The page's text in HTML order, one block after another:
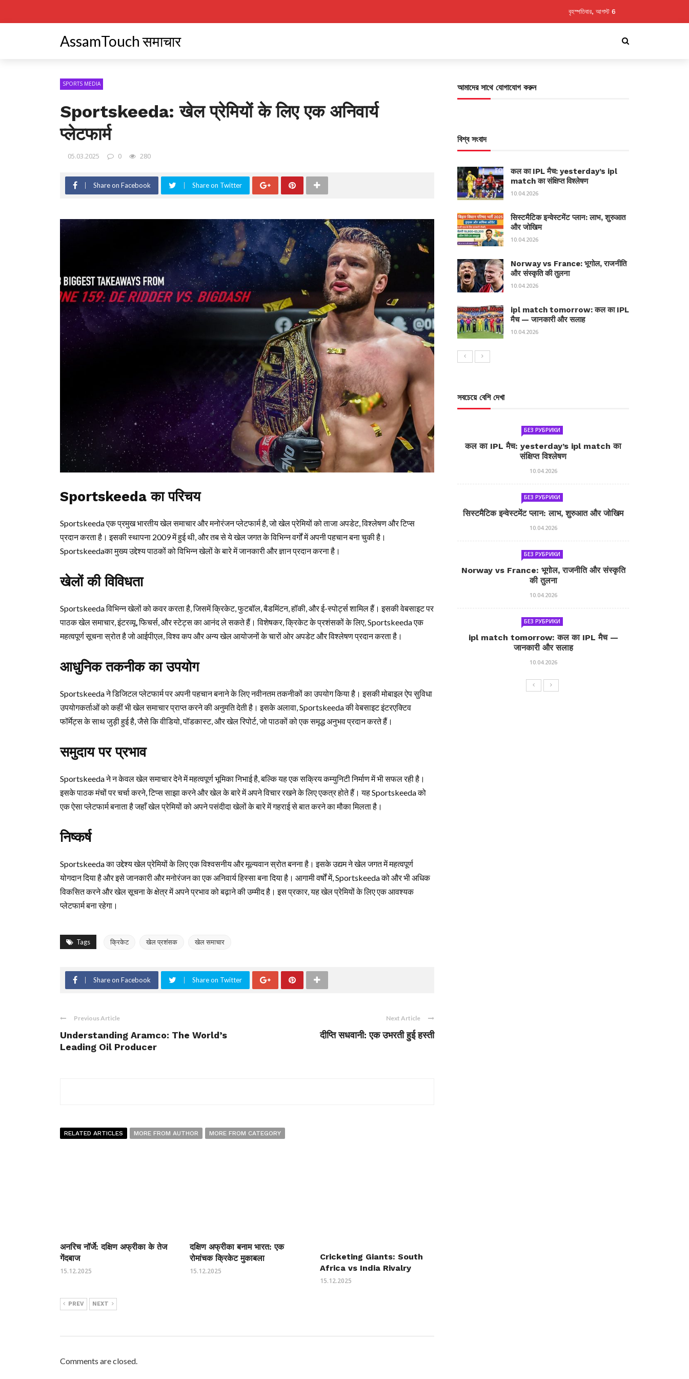
বৃহস্পতিবার, আগস্ট 6
AssamTouch समाचार
SPORTS MEDIA
Sportskeeda: खेल प्रेमियों के लिए एक अनिवार्य
प्लेटफार्म
05.03.2025 0 280
Share on Facebook Share on Twitter
Sportskeeda का परिचय
Sportskeeda एक प्रमुख भारतीय खेल समाचार और मनोरंजन प्लेटफार्म है, जो खेल प्रेमियों को ताजा अपडेट, विश्लेषण और टिप्स
प्रदान करता है। इसकी स्थापना 2009 में हुई थी, और तब से ये खेल जगत के विभिन्न वर्गों में अपनी पहचान बना चुकी है।
Sportskeedaका मुख्य उद्देश्य पाठकों को विभिन्न खेलों के बारे में जानकारी और ज्ञान प्रदान करना है।
खेलों की विविधता
Sportskeeda विभिन्न खेलों को कवर करता है, जिसमें क्रिकेट, फुटबॉल, बैडमिंटन, हॉकी, और ई-स्पोर्ट्स शामिल हैं। इसकी वेबसाइट पर
पाठक खेल समाचार, इंटरव्यू, फिचर्स, और स्टेट्स का आनंद ले सकते हैं। विशेषकर, क्रिकेट के प्रशंसकों के लिए, Sportskeeda एक
महत्वपूर्ण सूचना स्रोत है जो आईपीएल, विश्व कप और अन्य खेल आयोजनों के चारों ओर अपडेट और विश्लेषण प्रदान करता है।
आधुनिक तकनीक का उपयोग
Sportskeeda ने डिजिटल प्लेटफार्म पर अपनी पहचान बनाने के लिए नवीनतम तकनीकों का उपयोग किया है। इसकी मोबाइल ऐप सुविधा
उपयोगकर्ताओं को कहीं भी खेल समाचार प्राप्त करने की अनुमति देती है। इसके अलावा, Sportskeeda की वेबसाइट इंटरएक्टिव
फॉर्मेट्स के साथ जुड़ी हुई है, जैसे कि वीडियो, पॉडकास्ट, और खेल रिपोर्ट, जो पाठकों को एक समृद्ध अनुभव प्रदान करते हैं।
समुदाय पर प्रभाव
Sportskeeda ने न केवल खेल समाचार देने में महत्वपूर्ण भूमिका निभाई है, बल्कि यह एक सक्रिय कम्युनिटी निर्माण में भी सफल रही है।
इसके पाठक मंचों पर चर्चा करने, टिप्स साझा करने और खेल के बारे में अपने विचार रखने के लिए एकत्र होते हैं। यह Sportskeeda को
एक ऐसा प्लेटफार्म बनाता है जहाँ खेल प्रेमियों को अपने पसंदीदा खेलों के बारे में गहराई से बात करने का मौका मिलता है।
निष्कर्ष
Sportskeeda का उद्देश्य खेल प्रेमियों के लिए एक विश्वसनीय और मूल्यवान स्रोत बनना है। इसके उद्यम ने खेल जगत में महत्वपूर्ण
योगदान दिया है और इसे जानकारी और मनोरंजन का एक अनिवार्य हिस्सा बना दिया है। आगामी वर्षों में, Sportskeeda को और भी अधिक
विकसित करने और खेल सूचना के क्षेत्र में अपने प्रभाव को बढ़ाने की उम्मीद है। इस प्रकार, यह खेल प्रेमियों के लिए एक आवश्यक
प्लेटफार्म बना रहेगा।
Tags क्रिकेट खेल प्रशंसक खेल समाचार
Share on Facebook Share on Twitter
Previous Article
Understanding Aramco: The World’s
Leading Oil Producer
Next Article
दीप्ति सधवानी: एक उभरती हुई हस्ती
RELATED ARTICLES MORE FROM AUTHOR MORE FROM CATEGORY
अनरिच नॉर्जे: दक्षिण अफ्रीका के तेज
गेंदबाज
15.12.2025
दक्षिण अफ्रीका बनाम भारत: एक
रोमांचक क्रिकेट मुकाबला
15.12.2025
Cricketing Giants: South
Africa vs India Rivalry
15.12.2025
PREV NEXT
Comments are closed.
আমাদের সাথে যোগাযোগ করুন
বিশ্ব সংবাদ
कल का IPL मैच: yesterday’s ipl
match का संक्षिप्त विश्लेषण
10.04.2026
सिस्टमैटिक इन्वेस्टमेंट प्लान: लाभ, शुरुआत
और जोखिम
10.04.2026
Norway vs France: भूगोल, राजनीति
और संस्कृति की तुलना
10.04.2026
ipl match tomorrow: कल का IPL
मैच — जानकारी और सलाह
10.04.2026
সবচেয়ে বেশি দেখা
БЕЗ РУБРИКИ
कल का IPL मैच: yesterday’s ipl match का
संक्षिप्त विश्लेषण
10.04.2026
БЕЗ РУБРИКИ
सिस्टमैटिक इन्वेस्टमेंट प्लान: लाभ, शुरुआत और जोखिम
10.04.2026
БЕЗ РУБРИКИ
Norway vs France: भूगोल, राजनीति और संस्कृति
की तुलना
10.04.2026
БЕЗ РУБРИКИ
ipl match tomorrow: कल का IPL मैच —
जानकारी और सलाह
10.04.2026